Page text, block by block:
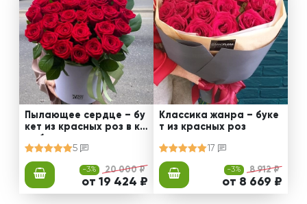
Пылающее сердце – бу
кет из красных роз в ко
робке
5
-3% 20 000 ₽
от 19 424 ₽
Классика жанра – буке
т из красных роз
17
-3% 8 912 ₽
от 8 669 ₽